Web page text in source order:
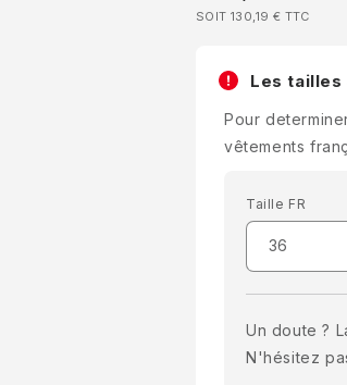
habituel
SOIT 130,19 € TTC
Les tailles
Pour
vêtements
Taille FR
Un doute ?
N'hésitez